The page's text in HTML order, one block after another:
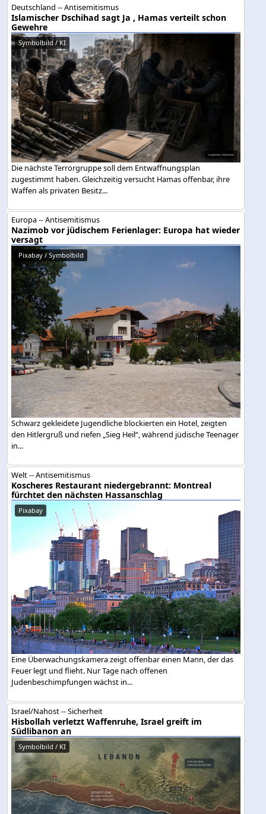
Deutschland -- Antisemitismus
Islamischer Dschihad sagt Ja , Hamas verteilt schon
Gewehre
Symbolbild / KI
Die nächste Terrorgruppe soll dem Entwaffnungsplan
zugestimmt haben. Gleichzeitig versucht Hamas offenbar, ihre
Waffen als privaten Besitz...
Europa -- Antisemitismus
Nazimob vor jüdischem Ferienlager: Europa hat wieder
versagt
Pixabay / Symbolbild
Schwarz gekleidete Jugendliche blockierten ein Hotel, zeigten
den Hitlergruß und riefen „Sieg Heil“, während jüdische Teenager
in...
Welt -- Antisemitismus
Koscheres Restaurant niedergebrannt: Montreal
fürchtet den nächsten Hassanschlag
Pixabay
Eine Überwachungskamera zeigt offenbar einen Mann, der das
Feuer legt und flieht. Nur Tage nach offenen
Judenbeschimpfungen wächst in...
Israel/Nahost -- Sicherheit
Hisbollah verletzt Waffenruhe, Israel greift im
Südlibanon an
Symbolbild / KI